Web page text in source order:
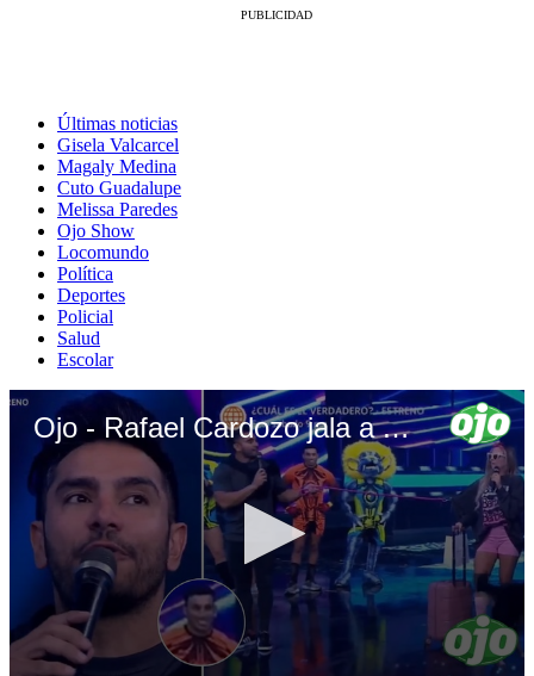
Últimas noticias
Gisela Valcarcel
Magaly Medina
Cuto Guadalupe
Melissa Paredes
Ojo Show
Locomundo
Política
Deportes
Policial
Salud
Escolar
Ojo - Rafael Cardozo jala a Alejandra Baigorria con una correa de perro